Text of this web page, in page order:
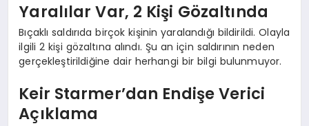
Yaralılar Var, 2 Kişi Gözaltında
Bıçaklı saldırıda birçok kişinin yaralandığı bildirildi. Olayla
ilgili 2 kişi gözaltına alındı. Şu an için saldırının neden
gerçekleştirildiğine dair herhangi bir bilgi bulunmuyor.
Keir Starmer’dan Endişe Verici
Açıklama